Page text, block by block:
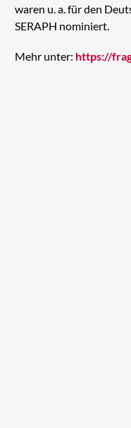
waren u. a. für den
SERAPH nominiert.
Mehr unter: https://